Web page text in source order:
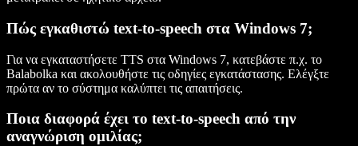
Πώς εγκαθιστώ text-to-speech στα Windows 7;
Για να εγκαταστήσετε TTS στα Windows 7, κατεβάστε π.χ. το
Balabolka και ακολουθήστε τις οδηγίες εγκατάστασης. Ελέγξτε
πρώτα αν το σύστημα καλύπτει τις απαιτήσεις.
Ποια διαφορά έχει το text-to-speech από την
αναγνώριση ομιλίας;